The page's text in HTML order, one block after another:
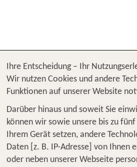
Ihre Entscheidung – Ihr
Wir nutzen Cookies und andere
Funktionen auf unserer Website
Darüber hinaus und soweit Sie
können wir sowie unsere bis zu
Ihrem Gerät setzen, andere
Daten [z. B. IP-Adresse] von Ihnen
oder neben unserer Webseite